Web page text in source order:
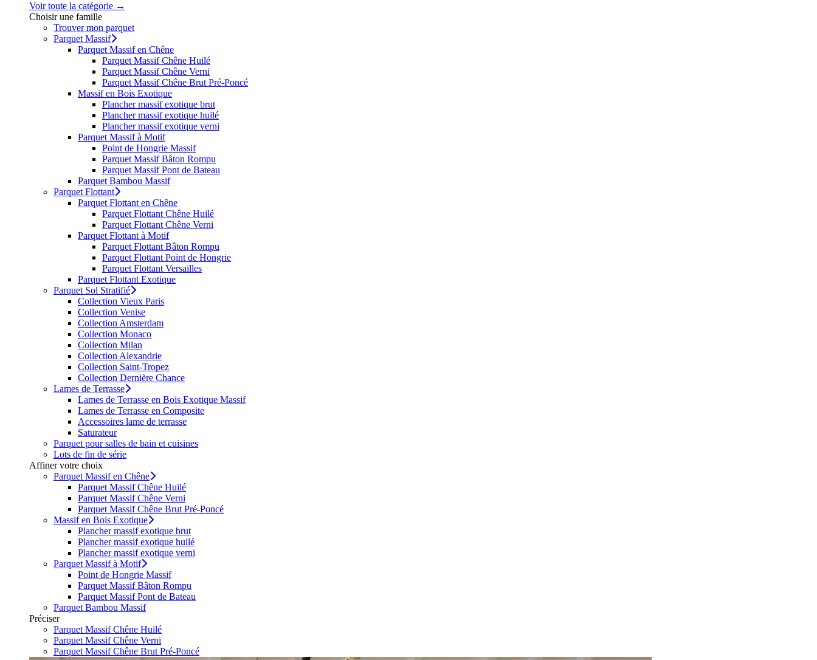
Voir toute la catégorie →
Choisir une famille
Trouver mon parquet
Parquet Massif
Parquet Massif en Chêne
Parquet Massif Chêne Huilé
Parquet Massif Chêne Verni
Parquet Massif Chêne Brut Pré-Poncé
Massif en Bois Exotique
Plancher massif exotique brut
Plancher massif exotique huilé
Plancher massif exotique verni
Parquet Massif à Motif
Point de Hongrie Massif
Parquet Massif Bâton Rompu
Parquet Massif Pont de Bateau
Parquet Bambou Massif
Parquet Flottant
Parquet Flottant en Chêne
Parquet Flottant Chêne Huilé
Parquet Flottant Chêne Verni
Parquet Flottant à Motif
Parquet Flottant Bâton Rompu
Parquet Flottant Point de Hongrie
Parquet Flottant Versailles
Parquet Flottant Exotique
Parquet Sol Stratifié
Collection Vieux Paris
Collection Venise
Collection Amsterdam
Collection Monaco
Collection Milan
Collection Alexandrie
Collection Saint-Tropez
Collection Dernière Chance
Lames de Terrasse
Lames de Terrasse en Bois Exotique Massif
Lames de Terrasse en Composite
Accessoires lame de terrasse
Saturateur
Parquet pour salles de bain et cuisines
Lots de fin de série
Affiner votre choix
Parquet Massif en Chêne
Parquet Massif Chêne Huilé
Parquet Massif Chêne Verni
Parquet Massif Chêne Brut Pré-Poncé
Massif en Bois Exotique
Plancher massif exotique brut
Plancher massif exotique huilé
Plancher massif exotique verni
Parquet Massif à Motif
Point de Hongrie Massif
Parquet Massif Bâton Rompu
Parquet Massif Pont de Bateau
Parquet Bambou Massif
Préciser
Parquet Massif Chêne Huilé
Parquet Massif Chêne Verni
Parquet Massif Chêne Brut Pré-Poncé